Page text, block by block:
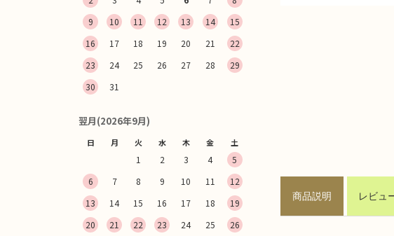
商品説明 レビュ
9
10 11 12 13 14
15
16
17 18 19 20 21
22
23
24 25 26 27 28
29
30
31
翌月(2026年9月)
日 月 火 水 木 金 土
1 2 3 4
5
6
7 8 9 10 11
12
13
14 15 16 17 18
19
20
21 22 23 24 25
26